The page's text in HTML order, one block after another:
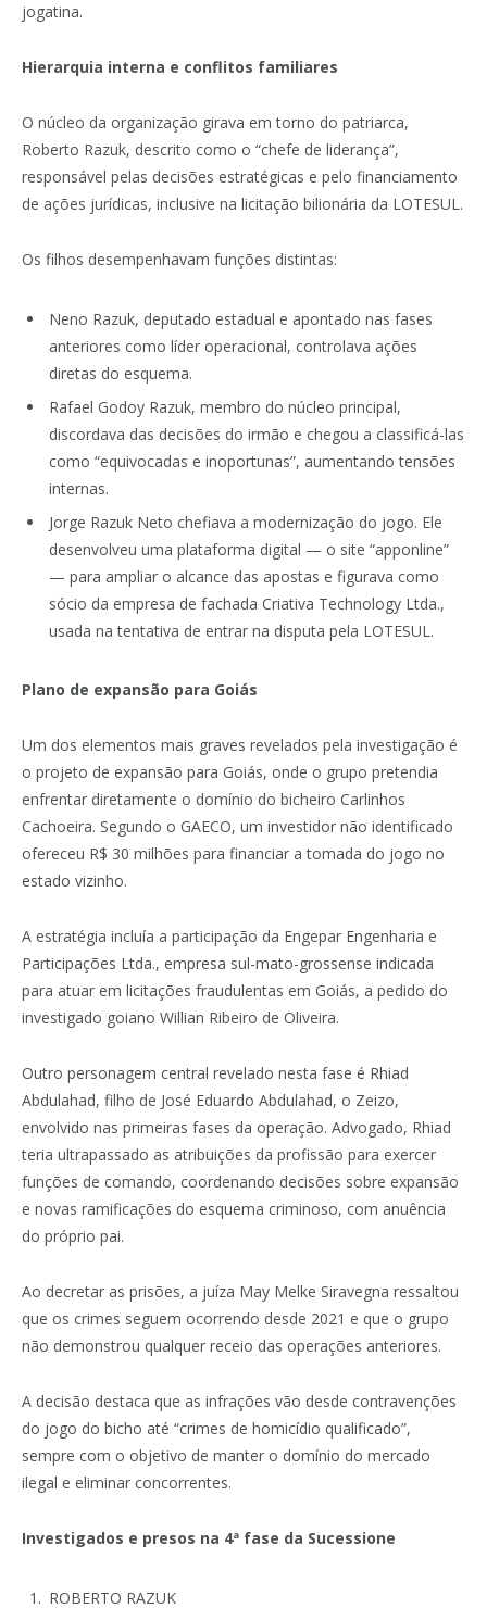
jogatina.
Hierarquia interna e conflitos familiares
O núcleo da organização girava em torno do patriarca,
Roberto Razuk, descrito como o “chefe de liderança”,
responsável pelas decisões estratégicas e pelo financiamento
de ações jurídicas, inclusive na licitação bilionária da LOTESUL.
Os filhos desempenhavam funções distintas:
Neno Razuk, deputado estadual e apontado nas fases
anteriores como líder operacional, controlava ações
diretas do esquema.
Rafael Godoy Razuk, membro do núcleo principal,
discordava das decisões do irmão e chegou a classificá-las
como “equivocadas e inoportunas”, aumentando tensões
internas.
Jorge Razuk Neto chefiava a modernização do jogo. Ele
desenvolveu uma plataforma digital — o site “apponline”
— para ampliar o alcance das apostas e figurava como
sócio da empresa de fachada Criativa Technology Ltda.,
usada na tentativa de entrar na disputa pela LOTESUL.
Plano de expansão para Goiás
Um dos elementos mais graves revelados pela investigação é
o projeto de expansão para Goiás, onde o grupo pretendia
enfrentar diretamente o domínio do bicheiro Carlinhos
Cachoeira. Segundo o GAECO, um investidor não identificado
ofereceu R$ 30 milhões para financiar a tomada do jogo no
estado vizinho.
A estratégia incluía a participação da Engepar Engenharia e
Participações Ltda., empresa sul-mato-grossense indicada
para atuar em licitações fraudulentas em Goiás, a pedido do
investigado goiano Willian Ribeiro de Oliveira.
Outro personagem central revelado nesta fase é Rhiad
Abdulahad, filho de José Eduardo Abdulahad, o Zeizo,
envolvido nas primeiras fases da operação. Advogado, Rhiad
teria ultrapassado as atribuições da profissão para exercer
funções de comando, coordenando decisões sobre expansão
e novas ramificações do esquema criminoso, com anuência
do próprio pai.
Ao decretar as prisões, a juíza May Melke Siravegna ressaltou
que os crimes seguem ocorrendo desde 2021 e que o grupo
não demonstrou qualquer receio das operações anteriores.
A decisão destaca que as infrações vão desde contravenções
do jogo do bicho até “crimes de homicídio qualificado”,
sempre com o objetivo de manter o domínio do mercado
ilegal e eliminar concorrentes.
Investigados e presos na 4ª fase da Sucessione
ROBERTO RAZUK